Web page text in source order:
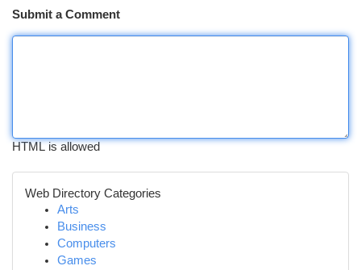
Submit a Comment
HTML is allowed
Web Directory Categories
Arts
Business
Computers
Games